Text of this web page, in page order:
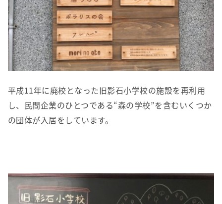
平成11年に廃校となった旧影石小学校の施設を再利用
し、民間企業のひとつである“森の学校”を含むいくつか
の団体が入居をしています。